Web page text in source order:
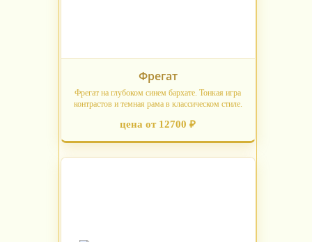
Фрегат
Фрегат на глубоком синем бархате. Тонкая игра
контрастов и темная рама в классическом стиле.
цена от 12700 ₽